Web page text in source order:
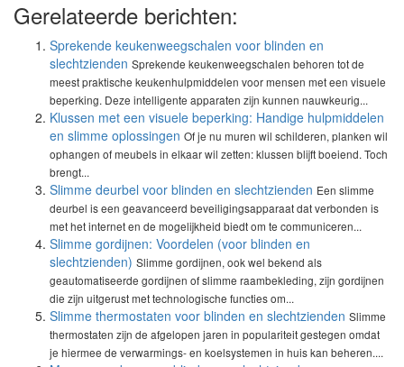
Gerelateerde berichten:
Sprekende keukenweegschalen voor blinden en
slechtzienden Sprekende keukenweegschalen behoren tot de
meest praktische keukenhulpmiddelen voor mensen met een visuele
beperking. Deze intelligente apparaten zijn kunnen nauwkeurig...
Klussen met een visuele beperking: Handige hulpmiddelen
en slimme oplossingen Of je nu muren wil schilderen, planken wil
ophangen of meubels in elkaar wil zetten: klussen blijft boeiend. Toch
brengt...
Slimme deurbel voor blinden en slechtzienden Een slimme
deurbel is een geavanceerd beveiligingsapparaat dat verbonden is
met het internet en de mogelijkheid biedt om te communiceren...
Slimme gordijnen: Voordelen (voor blinden en
slechtzienden) Slimme gordijnen, ook wel bekend als
geautomatiseerde gordijnen of slimme raambekleding, zijn gordijnen
die zijn uitgerust met technologische functies om...
Slimme thermostaten voor blinden en slechtzienden Slimme
thermostaten zijn de afgelopen jaren in populariteit gestegen omdat
je hiermee de verwarmings- en koelsystemen in huis kan beheren....